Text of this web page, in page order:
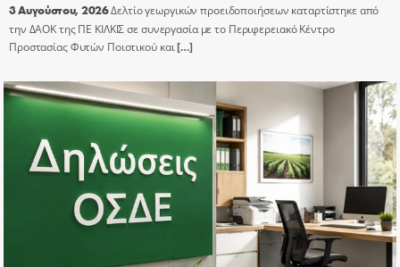
3 Αυγούστου, 2026Δελτίο γεωργικών προειδοποιήσεων καταρτίστηκε από
την ΔΑΟΚ της ΠΕ ΚΙΛΚΙΣ σε συνεργασία με το Περιφερειακό Κέντρο
Προστασίας Φυτών Ποιοτικού και[…]